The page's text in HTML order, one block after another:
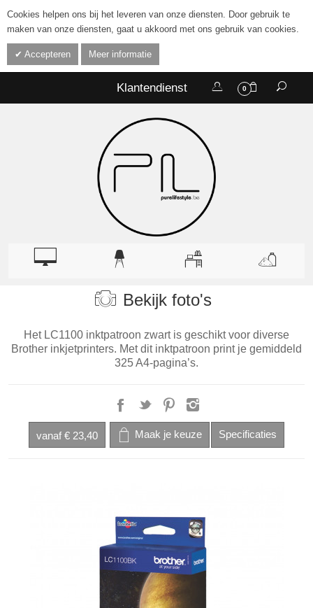
Cookies helpen ons bij het leveren van onze diensten. Door gebruik te
maken van onze diensten, gaat u akkoord met ons gebruik van cookies.
Accepteren Meer informatie
0
Klantendienst
Bekijk foto's
Het LC1100 inktpatroon zwart is geschikt voor diverse
Brother inkjetprinters. Met dit inktpatroon print je gemiddeld
325 A4-pagina’s.
vanaf € 23,40